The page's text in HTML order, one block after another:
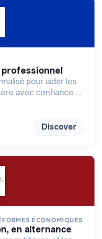
pour aider les
avec confiance et
Discover
ÉCONOMIQUES
en alternance